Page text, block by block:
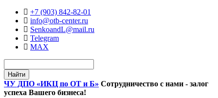
+7 (903) 842-82-01
info@otb-center.ru
SenkoandL@mail.ru
Telegram
MAX
ЧУ ДПО «ИКЦ по ОТ и Б» Сотрудничество с нами - залог
успеха Вашего бизнеса!